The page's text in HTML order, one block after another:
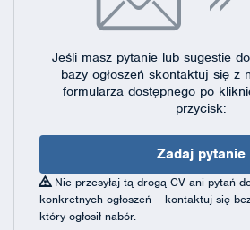
Jeśli masz pytanie lub sugestie
bazy ogłoszeń skontaktuj się z
formularza dostępnegopo
przycisk:
Zadaj pytanie
Nie przesyłaj tą drogą CV ani pytań
konkretnych ogłoszeń – kontaktuj się
który ogłosił nabór.